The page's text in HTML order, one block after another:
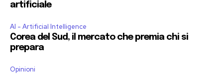
artificiale
AI - Artificial Intelligence
Corea del Sud, il mercato che premia chi si
prepara
Opinioni